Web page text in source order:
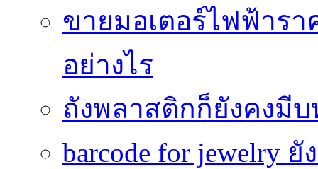
ขายมอเตอร์ไฟฟ้าร
อย่างไร
ถังพลาสติกก็ยังคงมี
barcode for jewelry